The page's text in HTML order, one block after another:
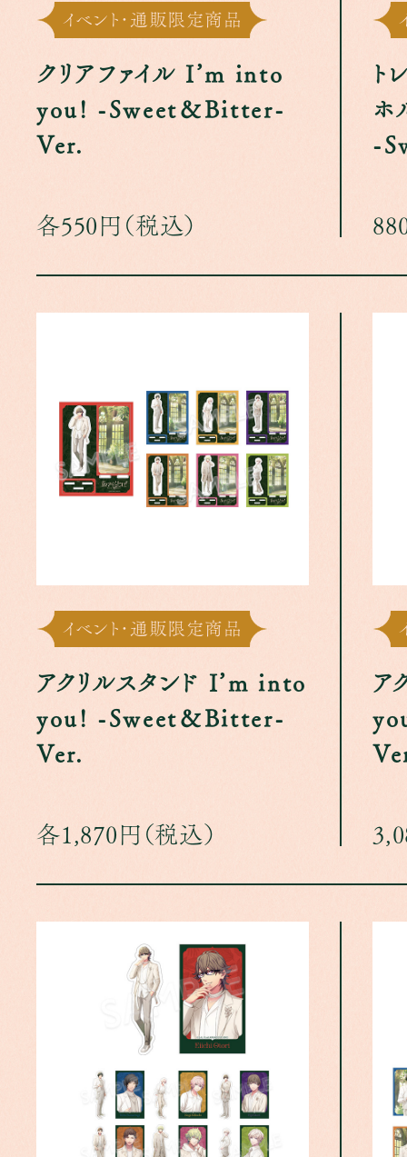
イベント･通販限定商品
クリアファイル I’m into
you! -Sweet＆Bitter-
Ver.
各550円（税込）
ト
ホ
-
イベント･通販限定商品
アクリルスタンド I’m into
you! -Sweet＆Bitter-
Ver.
各1,870円（税込）
ア